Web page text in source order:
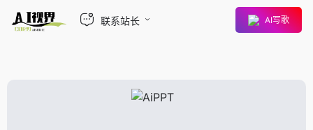
联系站长 AI写歌